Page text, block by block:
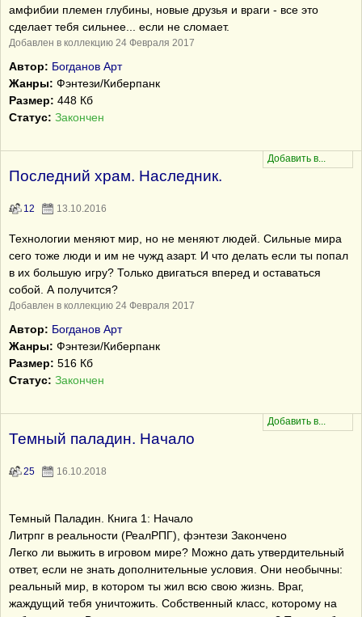
амфибии племен глубины, новые друзья и враги - все это
сделает тебя сильнее... если не сломает.
Добавлен в коллекцию 24 Февраля 2017
Автор: Богданов Арт
Жанры: Фэнтези/Киберпанк
Размер: 448 Кб
Статус: Закончен
Последний храм. Наследник.
12 13.10.2016
Технологии меняют мир, но не меняют людей. Сильные мира
сего тоже люди и им не чужд азарт. И что делать если ты попал
в их большую игру? Только двигаться вперед и оставаться
собой. А получится?
Добавлен в коллекцию 24 Февраля 2017
Автор: Богданов Арт
Жанры: Фэнтези/Киберпанк
Размер: 516 Кб
Статус: Закончен
Темный паладин. Начало
25 16.10.2018
Темный Паладин. Книга 1: Начало
Литрпг в реальности (РеалРПГ), фэнтези Закончено
Легко ли выжить в игровом мире? Можно дать утвердительный
ответ, если не знать дополнительные условия. Они необычны:
реальный мир, в котором ты жил всю свою жизнь. Враг,
жаждущий тебя уничтожить. Собственный класс, которому на